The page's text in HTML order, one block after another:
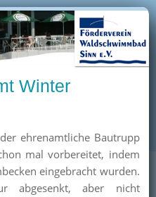
Winter
ehrenamtliche Bautrupp
mal vorbereitet, indem
eingebracht wurden.
abgesenkt, aber nicht